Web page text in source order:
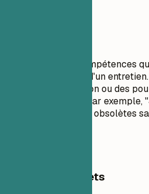
Ne listez pas de compétences
l'aise d'utiliser lors d'un
barres de progression ou des
vos compétences (par
pas de technologies obsolètes
Exemples concrets